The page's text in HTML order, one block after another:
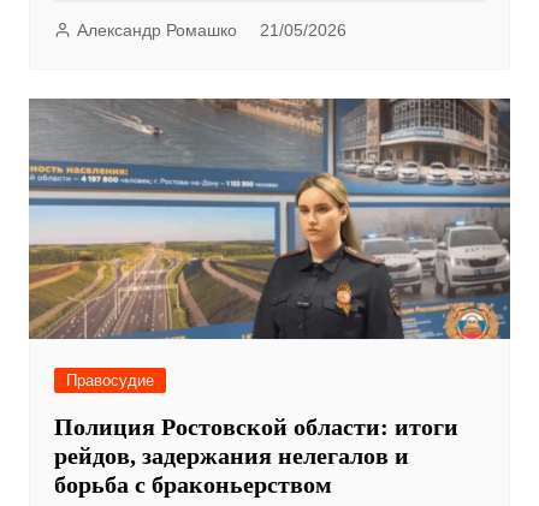
Александр Ромашко 21/05/2026
Правосудие
Полиция Ростовской области: итоги
рейдов, задержания нелегалов и
борьба с браконьерством